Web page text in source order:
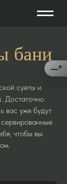
—°
бани
суеты и
Достаточно
вас уже будут
сервированные
чтобы вы